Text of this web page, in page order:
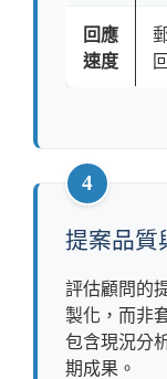
回應
速度
4
提案品質
評估顧問的
製化，而非
包含現況分
期成果。